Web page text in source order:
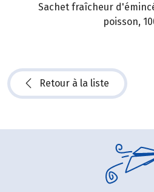
Sachet fraîcheur
poisson,
Retour à la liste